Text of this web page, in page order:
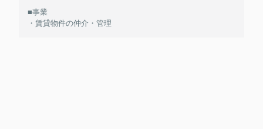
■事業
・賃貸物件の仲介・管理